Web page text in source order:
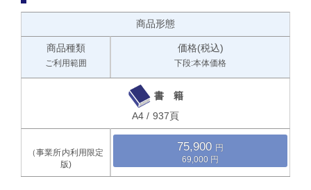
商品形態
商品種類
ご利用範囲
価格(税込)
下段:本体価格
書 籍
A4 / 937頁
75,900
69,000